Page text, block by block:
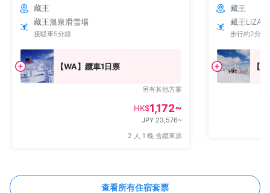
藏王
藏王溫泉滑雪場
接駁車5分鐘
【WA】纜車1日票
另有其他方案
HK$1,172~
JPY 23,576~
2 人 1 晚 含纜車票
藏王
藏王LIZA
步行約2分鐘
【
查看所有住宿套票